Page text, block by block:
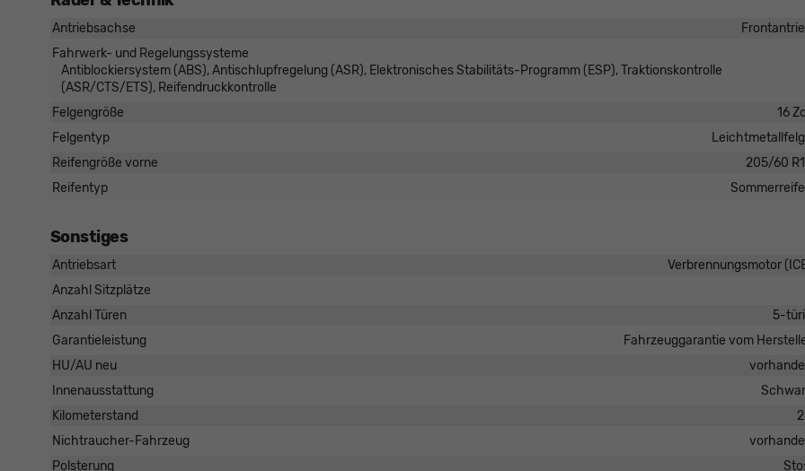
Antriebsachse
Fahrwerk- und Regelungssysteme
Antiblockiersystem (ABS), Antischlupfregelung (ASR), Elektronisches Stabilitäts-Programm (ESP), Traktionskontrolle
(ASR/CTS/ETS), Reifendruckkontrolle
Felgengröße
16
Felgentyp
Reifengröße vorne
205/60
Reifentyp
Sonstiges
Antriebsart
Verbrennungsmotor
Anzahl Sitzplätze
Anzahl Türen
5-
Garantieleistung
Fahrzeuggarantie vom
HU/AU neu
Innenausstattung
Kilometerstand
Nichtraucher-Fahrzeug
Polsterung